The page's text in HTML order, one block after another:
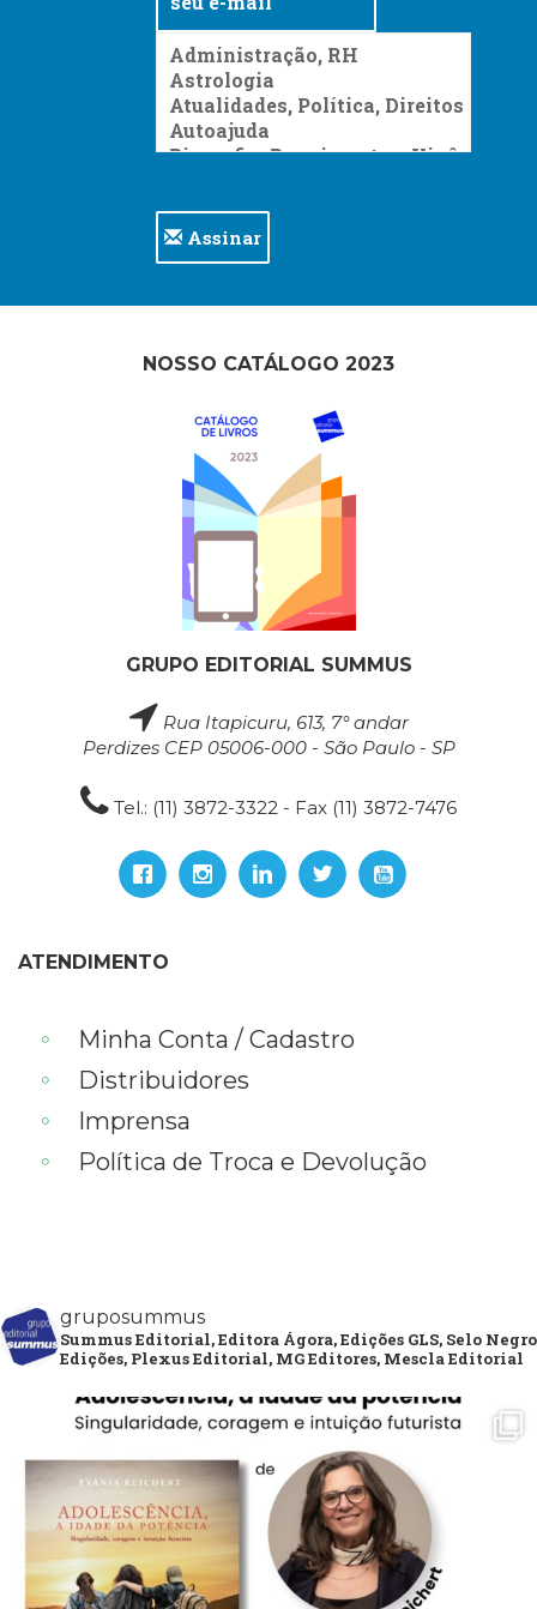
Assinar
NOSSO CATÁLOGO 2023
GRUPO EDITORIAL SUMMUS
Rua Itapicuru, 613, 7° andar
Perdizes CEP 05006-000 - São Paulo - SP
Tel.: (11) 3872-3322 - Fax (11) 3872-7476
ATENDIMENTO
Minha Conta / Cadastro
Distribuidores
Imprensa
Política de Troca e Devolução
gruposummus
Summus Editorial, Editora Ágora, Edições GLS, Selo Negro
Edições, Plexus Editorial, MG Editores, Mescla Editorial